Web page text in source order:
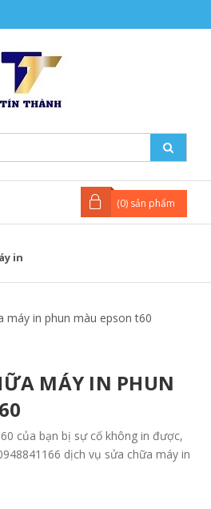
(0) sản phẩm
in
MÁY IN PHUN
của bạn bị sự cố không in được,
dịch vụ sửa chữa máy in